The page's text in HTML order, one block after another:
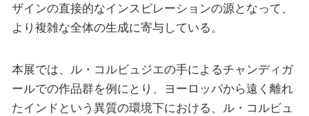
ザインの直接的なインスピレーションの源となって、
より複雑な全体の生成に寄与している。
本展では、ル・コルビュジエの手によるチャンディガ
ールでの作品群を例にとり、ヨーロッパから遠く離れ
たインドという異質の環境下における、ル・コルビュ